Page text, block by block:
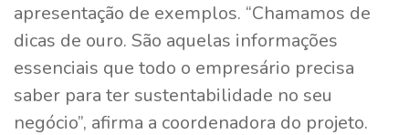
apresentação de exemplos. “Chamamos de
dicas de ouro. São aquelas informações
essenciais que todo o empresário precisa
saber para ter sustentabilidade no seu
negócio”, afirma a coordenadora do projeto.